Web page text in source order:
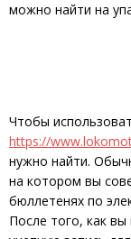
можно найти на
Чтобы
https://
нужно найти.
на котором вы
бюллетенях по
После того, как